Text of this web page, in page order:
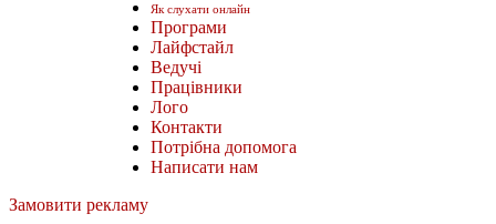
Як слухати онлайн
Програми
Лайфстайл
Ведучі
Працівники
Лого
Контакти
Потрібна допомога
Написати нам
Замовити рекламу